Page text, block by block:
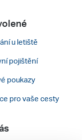
u letiště
pojištění
poukazy
pro vaše cesty